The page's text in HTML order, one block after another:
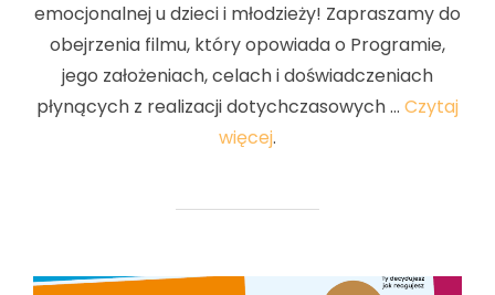
emocjonalnej u dzieci i młodzieży! Zapraszamy do
obejrzenia filmu, który opowiada o Programie,
jego założeniach, celach i doświadczeniach
płynących z realizacji dotychczasowych … Czytaj
więcej.